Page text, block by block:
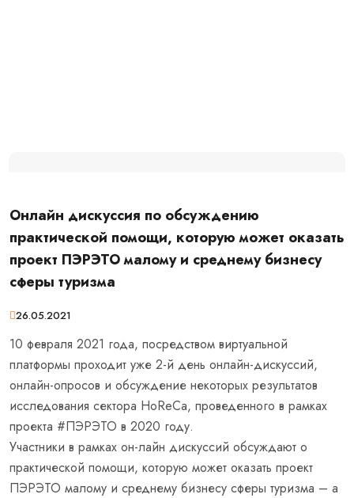
Онлайн дискуссия по обсуждению
практической помощи, которую может оказать
проект ПЭРЭТО малому и среднему бизнесу
сферы туризма
26.05.2021
10 февраля 2021 года, посредством виртуальной
платформы проходит уже 2-й день онлайн-дискуссий,
онлайн-опросов и обсуждение некоторых результатов
исследования сектора HoReCa, проведенного в рамках
проекта #ПЭРЭТО в 2020 году.
Участники в рамках он-лайн дискуссий обсуждают о
практической помощи, которую может оказать проект
ПЭРЭТО малому и среднему бизнесу сферы туризма – а